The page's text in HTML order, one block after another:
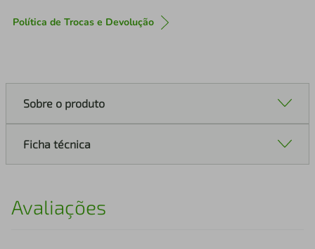
Política de Trocas e Devolução
Sobre o produto
Ficha técnica
Avaliações